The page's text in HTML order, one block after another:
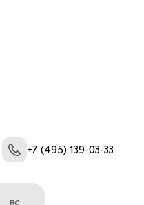
+7 (495) 139-03-33
вс